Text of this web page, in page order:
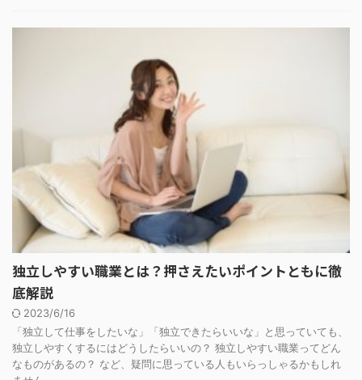
独立しやすい職業とは？押さえたいポイントともに徹
底解説
2023/6/16
「独立して仕事をしたいな」「独立できたらいいな」と思っていても、
独立しやすくするにはどうしたらいいの？ 独立しやすい職業ってどん
なものがあるの？ など、疑問に思っている人もいらっしゃるかもしれ